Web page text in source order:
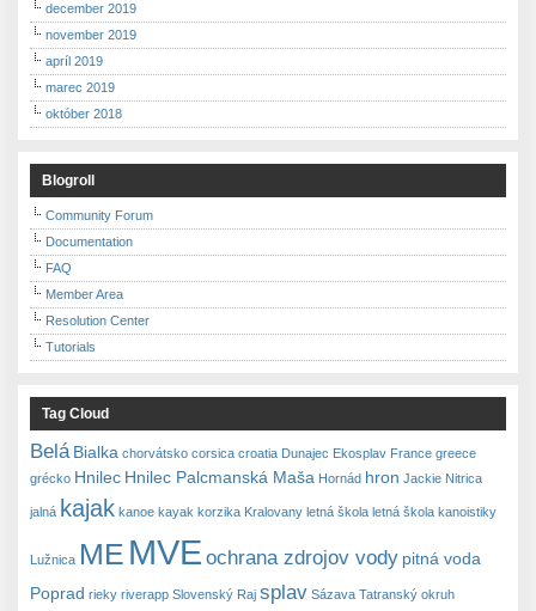
december 2019
november 2019
apríl 2019
marec 2019
október 2018
Blogroll
Community Forum
Documentation
FAQ
Member Area
Resolution Center
Tutorials
Tag Cloud
Belá Bialka chorvátsko corsica croatia Dunajec Ekosplav France greece
grécko Hnilec Hnilec Palcmanská Maša Hornád hron Jackie Nitrica
jalná kajak kanoe kayak korzika Kralovany letná škola letná škola kanoistiky
Lužnica ME MVE ochrana zdrojov vody pitná voda
Poprad rieky riverapp Slovenský Raj splav Sázava Tatranský okruh